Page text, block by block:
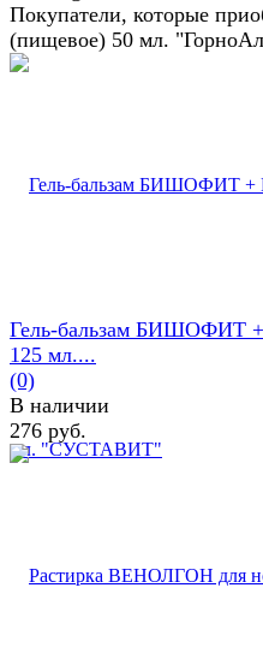
Покупатели, которые
(пищевое) 50 мл.
Гель-бальзам БИШОФИТ
125 мл....
(0)
В наличии
276 руб.